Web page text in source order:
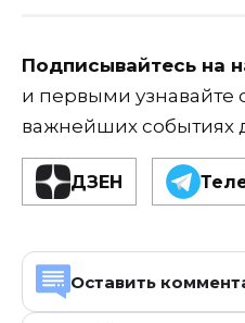
Подписывайтесь на
и первыми узнавайте
важнейших событиях
ДЗЕН
Оставить